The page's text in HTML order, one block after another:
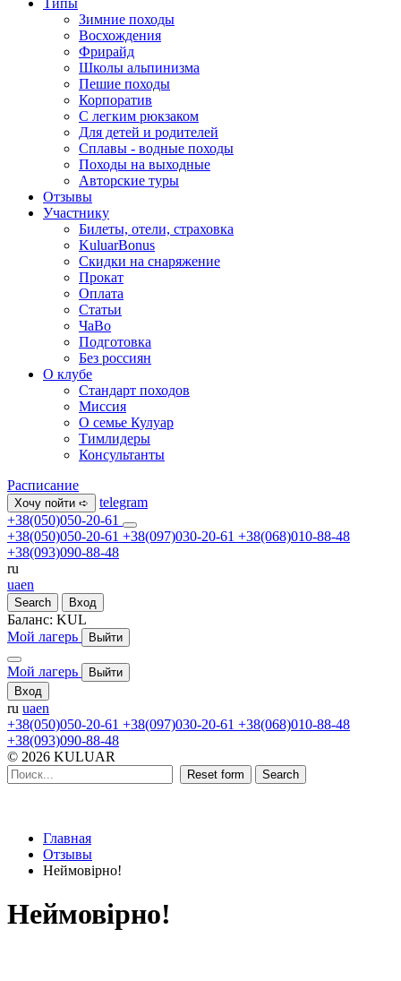
Типы
Зимние походы
Восхождения
Фрирайд
Школы альпинизма
Пешие походы
Корпоратив
С легким рюкзаком
Для детей и родителей
Сплавы - водные походы
Походы на выходные
Авторские туры
Отзывы
Участнику
Билеты, отели, страховка
KuluarBonus
Скидки на снаряжение
Прокат
Оплата
Статьи
ЧаВо
Подготовка
Без россиян
О клубе
Стандарт походов
Миссия
О семье Кулуар
Тимлидеры
Консультанты
Расписание
Хочу пойти ➪
telegram
+38(050)050-20-61
+38(050)050-20-61 +38(097)030-20-61 +38(068)010-88-48
+38(093)090-88-48
ru
uaen
Search Вход
Баланс: KUL
Мой лагерь
Выйти
Мой лагерь
Выйти
Вход
ru uaen
+38(050)050-20-61 +38(097)030-20-61 +38(068)010-88-48
+38(093)090-88-48
© 2026 KULUAR
Reset form Search
Главная
Отзывы
Неймовірно!
Неймовірно!